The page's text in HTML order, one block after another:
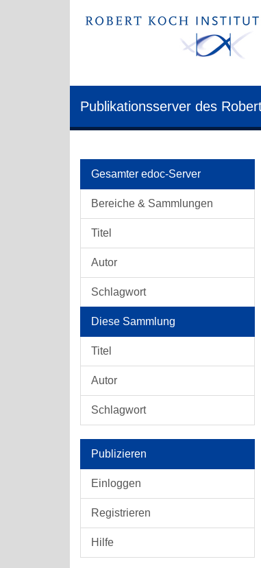
Publikationsserver des
Gesamter edoc-Server
Bereiche & Sammlungen
Titel
Autor
Schlagwort
Diese Sammlung
Titel
Autor
Schlagwort
Publizieren
Einloggen
Registrieren
Hilfe